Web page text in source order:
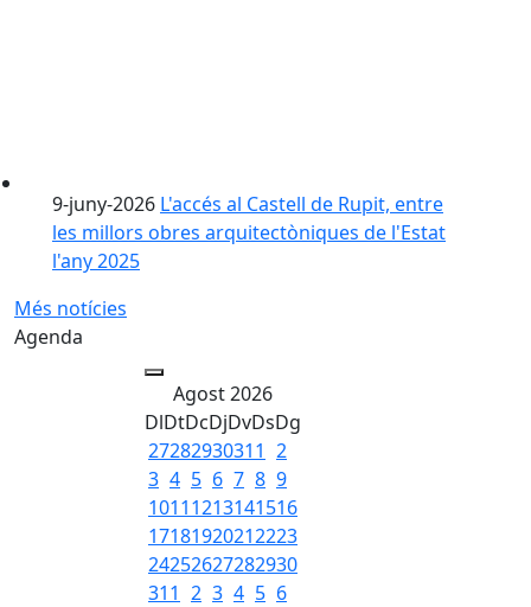
9-juny-2026 L'accés al Castell de Rupit, entre
les millors obres arquitectòniques de l'Estat
l'any 2025
Més notícies
Agenda
Agost 2026
DlDtDcDjDvDsDg
27282930311 2
3 4 5 6 7 8 9
10111213141516
17181920212223
24252627282930
311 2 3 4 5 6